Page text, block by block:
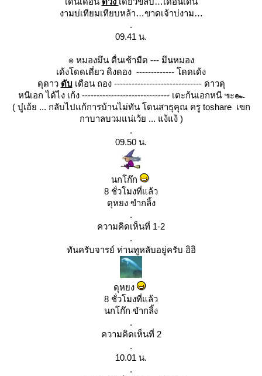
งามบ่เทียมเทียบหล้า…ขาดเจ้าบ่งาม
.
09.41 น.
๏ หมองมึน ตื่นเช้ามืด --- มึนหมอง
เด้งโดดเดี่ยว ดิงดอง ------------- โดดเด้ง
ดุดาว ดับ เดือน ถอง ------------------------------ ดาวดุ
หนีเอก ได้ไง เก้ง ------------------------------ เตะก้นเอกหนี ๚ะ๛
( บู๋เอ้ย ... กลับไปแก้การบ้านไม่ทัน โดนสาธุคุณ ครู toshare เขก
กาบาลบวมแน่เว้ย ... แง้แง้ )
.
09.50 น.
นกโก๊ก
8 ชั่วโมงที่แล้ว
ดุหยง ขำกลิ้ง
.
ความคิดเห็นที่ 1-2
.
ทันครับจารย์ ท่านทูหลับอยู่ครับ อิอิ
ดุหยง
8 ชั่วโมงที่แล้ว
นกโก๊ก ขำกลิ้ง
.
ความคิดเห็นที่ 2
.
10.01 น.
.